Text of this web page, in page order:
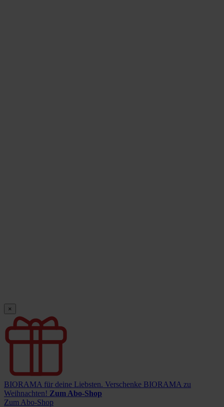
×
BIORAMA für deine Liebsten. Verschenke BIORAMA zu
Weihnachten! Zum Abo-Shop
Zum Abo-Shop